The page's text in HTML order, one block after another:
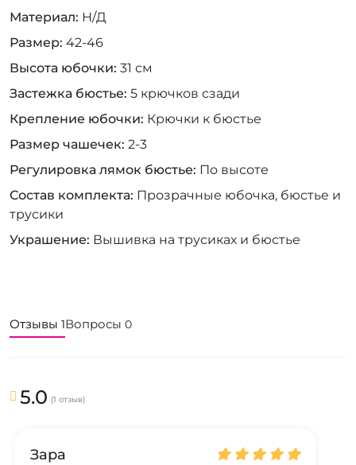
Материал Н/Д
Размер 42-46
Высота юбочки 31 см
Застежка бюстье 5 крючков сзади
Крепление юбочки Крючки к бюстье
Размер чашечек 2-3
Регулировка лямок бюстье По высоте
Состав комплекта Прозрачные юбочка, бюстье и
трусики
Украшение Вышивка на трусиках и бюстье
Отзывы 1Вопросы 0
5.0 (1 отзыв)
Зара